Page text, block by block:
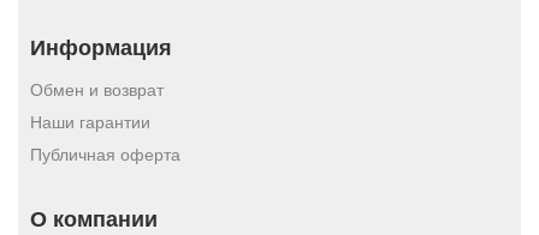
Информация
Обмен и возврат
Наши гарантии
Публичная оферта
О компании